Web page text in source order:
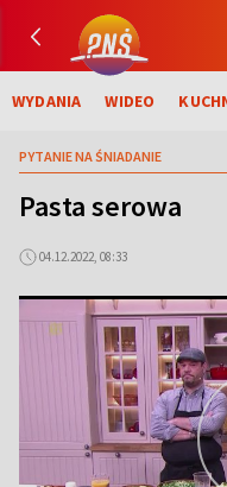
WYDANIA WIDEO
PYTANIE NA ŚNIADANIE
Pasta serowa
04.12.2022, 08:33